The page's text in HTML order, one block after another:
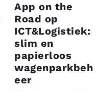
App on the
Road op
ICT&Logistiek:
slim en
papierloos
wagenparkbeh
eer